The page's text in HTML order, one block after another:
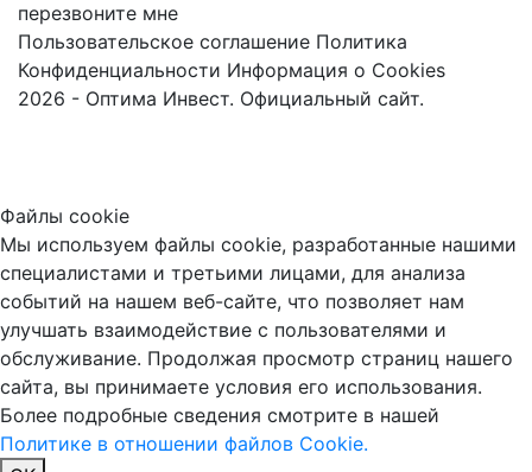
перезвоните мне
Пользовательское соглашение Политика
Конфиденциальности Информация о Cookies
2026 - Оптима Инвест. Официальный сайт.
Файлы cookie
Мы используем файлы cookie, разработанные нашими
специалистами и третьими лицами, для анализа
событий на нашем веб-сайте, что позволяет нам
улучшать взаимодействие с пользователями и
обслуживание. Продолжая просмотр страниц нашего
сайта, вы принимаете условия его использования.
Более подробные сведения смотрите в нашей
Политике в отношении файлов Cookie.